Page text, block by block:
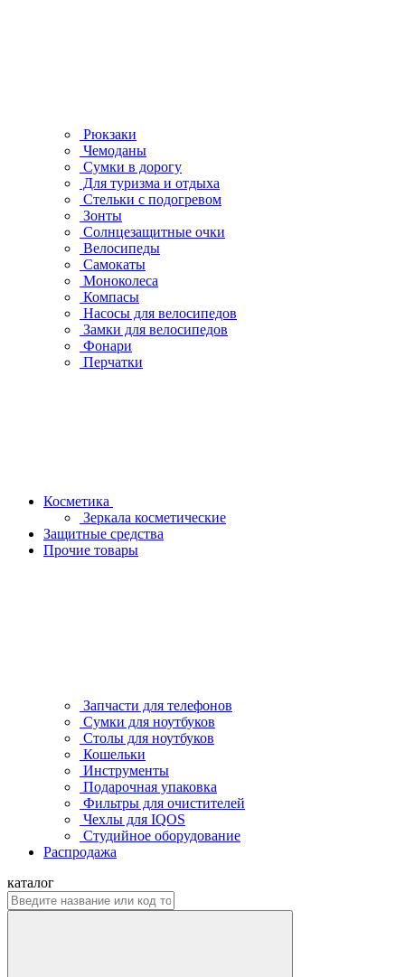
Рюкзаки
Чемоданы
Сумки в дорогу
Для туризма и отдыха
Стельки с подогревом
Зонты
Солнцезащитные очки
Велосипеды
Самокаты
Моноколеса
Компасы
Насосы для велосипедов
Замки для велосипедов
Фонари
Перчатки
Косметика
Зеркала косметические
Защитные средства
Прочие товары
Запчасти для телефонов
Сумки для ноутбуков
Столы для ноутбуков
Кошельки
Инструменты
Подарочная упаковка
Фильтры для очистителей
Чехлы для IQOS
Студийное оборудование
Распродажа
каталог